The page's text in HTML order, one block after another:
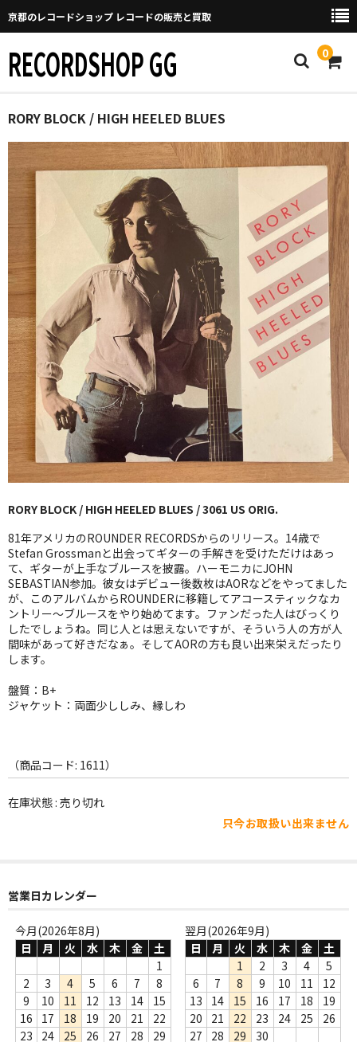
京都のレコードショップ レコードの販売と買取
RECORDSHOP GG 0
Home
マイページ
GGについて
買取について
取り置きなどについて
Categories
New Arrivals
新譜
GG RECORD （当店のレーベル）
全商品
JAZZ-US
BLUE NOTE
JAZZ-EU
JAZZ-JP
JAZZ-VOCAL
J-POP
ROCK
FOLK,SSW
Webのみ no.4
売り切れ
Help
RORY BLOCK / HIGH HEELED BLUES
RORY BLOCK / HIGH HEELED BLUES / 3061 US ORIG.
81年アメリカのROUNDER RECORDSからのリリース。14歳で
Stefan Grossmanと出会ってギターの手解きを受けただけはあっ
て、ギターが上手なブルースを披露。ハーモニカにJOHN
SEBASTIAN参加。彼女はデビュー後数枚はAORなどをやってました
が、このアルバムからROUNDERに移籍してアコースティックなカ
ントリー〜ブルースをやり始めてます。ファンだった人はびっくり
したでしょうね。同じ人とは思えないですが、そういう人の方が人
間味があって好きだなぁ。そしてAORの方も良い出来栄えだったり
します。
盤質：B+
ジャケット：両面少ししみ、縁しわ
（商品コード: 1611）
在庫状態 : 売り切れ
只今お取扱い出来ません
営業日カレンダー
今月(2026年8月)
日
月 火 水 木 金
土
1
2
3 4 5 6 7
8
9
10 11 12 13 14
15
16
17 18 19 20 21
22
23
24 25 26 27 28
29
翌月(2026年9月)
日
月 火 水 木 金
土
1
2 3 4
5
6
7 8 9 10 11
12
13
14 15 16 17 18
19
20
21 22 23 24 25
26
27
28 29
30